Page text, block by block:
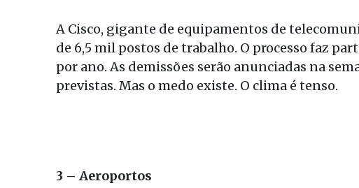
A Cisco, gigante de equipamentos de
de 6,5 mil postos de trabalho. O processo faz
por ano. As demissões serão anunciadas na
previstas. Mas o medo existe. O clima é tenso.
3 – Aeroportos